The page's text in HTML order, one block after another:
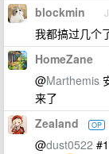
blockmin
我都搞过几个
HomeZane
@Marthemis
来了
Zealand OP
@dust0522